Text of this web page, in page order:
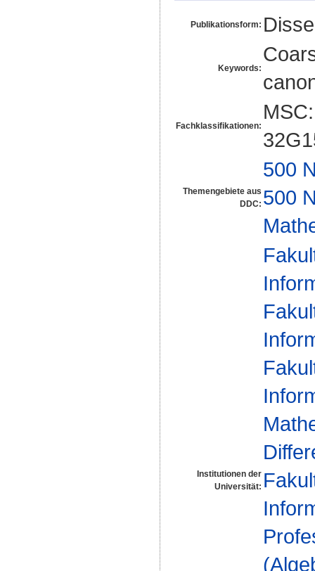
Publikationsform:
Keywords:
Fachklassifikationen:
Themengebiete aus
DDC:
500
500
Institutionen der
Universität: